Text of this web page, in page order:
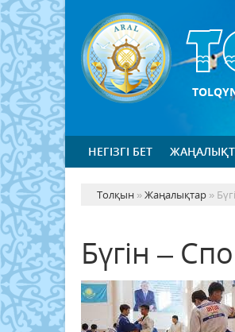
НЕГІЗГІ БЕТ
Толқын »Жаңалықтар »
Бүгін –